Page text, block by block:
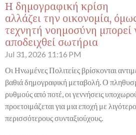
Η δημογραφική κρίση
αλλάζει την οικονομία,
τεχνητή νοημοσύνη μπορεί
αποδειχθεί σωτήρια
Jul 31, 2026 11:16 PM
Οι Ηνωμένες Πολιτείες βρίσκονται
βαθιά δημογραφική μεταβολή. Ο
ρυθμούς από ποτέ, οι γεννήσεις
προετοιμάζεται για μια εποχή με
περισσότερους συνταξιούχους.